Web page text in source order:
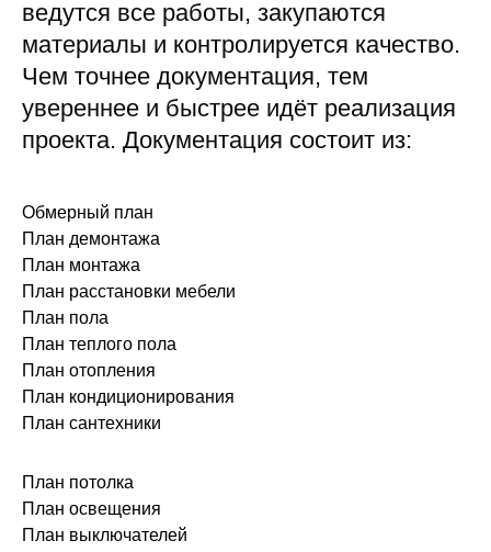
ведутся все работы, закупаются
материалы и контролируется качество.
Чем точнее документация, тем
увереннее и быстрее идёт реализация
проекта. Документация состоит из:
Обмерный план
План демонтажа
План монтажа
План расстановки мебели
План пола
План теплого пола
План отопления
План кондиционирования
План сантехники
План потолка
План освещения
План выключателей